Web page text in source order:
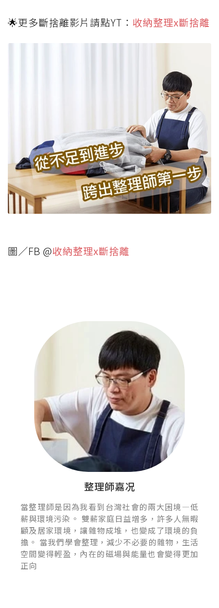
🌟更多斷捨離影片請點YT： 收納整理x斷捨離
圖／FB @收納整理x斷捨離
整理師嘉况
當整理師是因為我看到台灣社會的兩大困境—低
薪與環境污染。 雙薪家庭日益增多，許多人無暇
顧及居家環境，讓雜物成堆，也變成了環境的負
擔。 當我們學會整理，減少不必要的雜物，生活
空間變得輕盈，內在的磁場與能量也會變得更加
正向